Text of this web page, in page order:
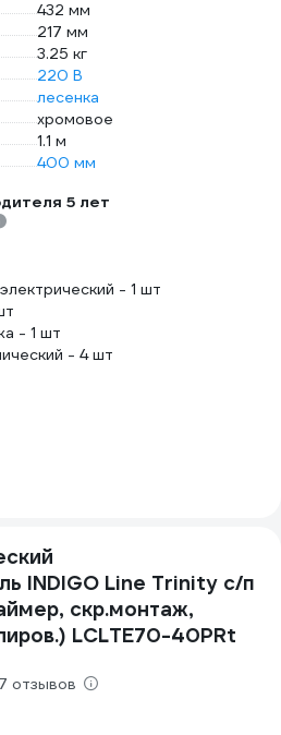
432 мм
217 мм
3.25 кг
220 В
лесенка
хромовое
1.1 м
400 мм
5 лет
- 1 шт
- 1 шт
- 4 шт
INDIGO Line Trinity с/п
скр.монтаж,
LСLTE70-40PRt
отзывов